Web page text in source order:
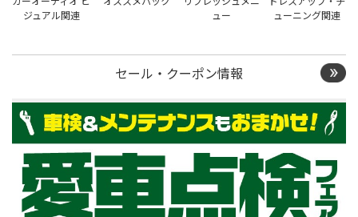
ジュアル関連
ュー
ューニング関連
セール・クーポン情報